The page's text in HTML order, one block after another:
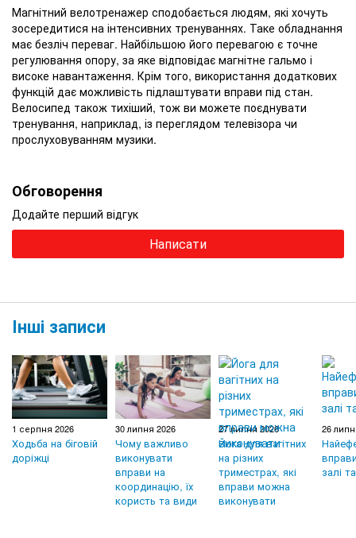
Магнітний велотренажер сподобається людям, які хочуть
зосередитися на інтенсивних тренуваннях. Таке обладнання
має безліч переваг. Найбільшою його перевагою є точне
регулювання опору, за яке відповідає магнітне гальмо і
високе навантаження. Крім того, використання додаткових
функцій дає можливість підлаштувати вправи під стан.
Велосипед також тихіший, тож ви можете поєднувати
тренування, наприклад, із переглядом телевізора чи
прослуховуванням музики.
Обговорення
Додайте перший відгук
Написати
Інші записи
1 серпня 2026
Ходьба на біговій
доріжці
30 липня 2026
Чому важливо
виконувати
вправи на
координацію, їх
користь та види
27 липня 2026
Йога для вагітних
на різних
триместрах, які
вправи можна
виконувати
26
залі